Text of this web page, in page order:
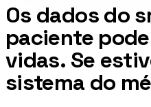
Os dados do
paciente
vidas. Se
sistema do